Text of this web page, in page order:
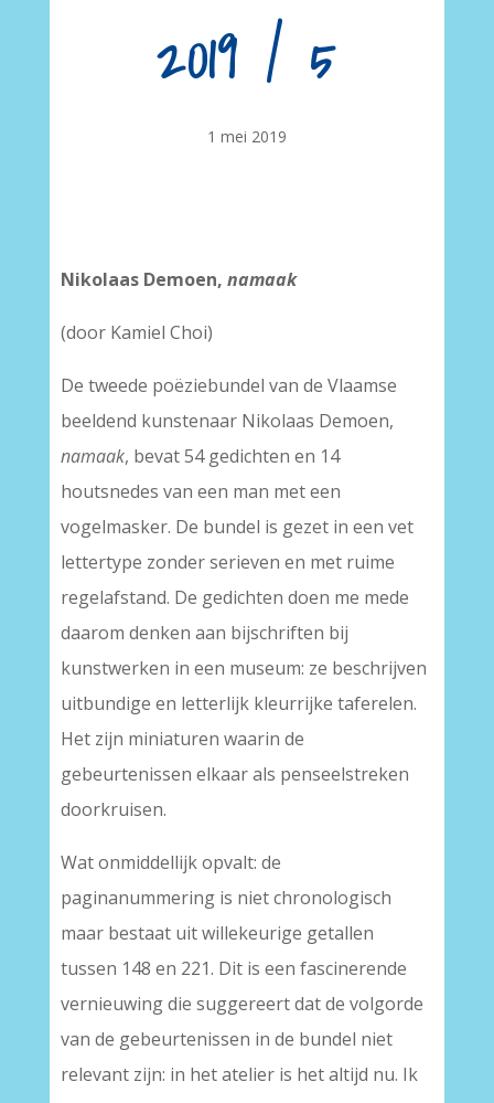
2019 / 5
1 mei 2019
Nikolaas Demoen, namaak
(door Kamiel Choi)
De tweede poëziebundel van de Vlaamse
beeldend kunstenaar Nikolaas Demoen,
namaak, bevat 54 gedichten en 14
houtsnedes van een man met een
vogelmasker. De bundel is gezet in een vet
lettertype zonder serieven en met ruime
regelafstand. De gedichten doen me mede
daarom denken aan bijschriften bij
kunstwerken in een museum: ze beschrijven
uitbundige en letterlijk kleurrijke taferelen.
Het zijn miniaturen waarin de
gebeurtenissen elkaar als penseelstreken
doorkruisen.
Wat onmiddellijk opvalt: de
paginanummering is niet chronologisch
maar bestaat uit willekeurige getallen
tussen 148 en 221. Dit is een fascinerende
vernieuwing die suggereert dat de volgorde
van de gebeurtenissen in de bundel niet
relevant zijn: in het atelier is het altijd nu. Ik